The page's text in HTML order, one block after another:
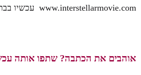
www.interstellarmovie.com עכשיו בבתי הקולנוע לא להחמיץ
אוהבים את הכתבה? שתפו אותה